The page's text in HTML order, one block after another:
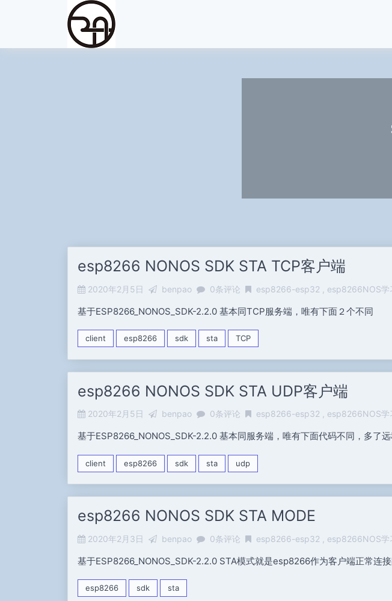
esp8266 NONOS SDK STA TCP客户端
2020年2月5日 benpao 0条评论 esp8266-esp32 esp8266NOS学
基于ESP8266_NONOS_SDK-2.2.0 基本同TCP服务端，唯有下面２个不同
client esp8266 sdk sta TCP
esp8266 NONOS SDK STA UDP客户端
2020年2月5日 benpao 0条评论 esp8266-esp32 esp8266NOS学
基于ESP8266_NONOS_SDK-2.2.0 基本同服务端，唯有下面代码不同，多了
client esp8266 sdk sta udp
esp8266 NONOS SDK STA MODE
2020年2月3日 benpao 0条评论 esp8266-esp32 esp8266NOS学
基于ESP8266_NONOS_SDK-2.2.0 STA模式就是esp8266作为客户端正常连
esp8266 sdk sta